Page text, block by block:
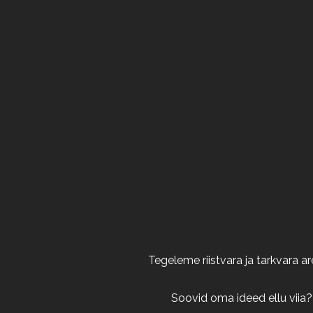
Tegeleme riistvara ja tarkvara
Soovid oma ideed ellu